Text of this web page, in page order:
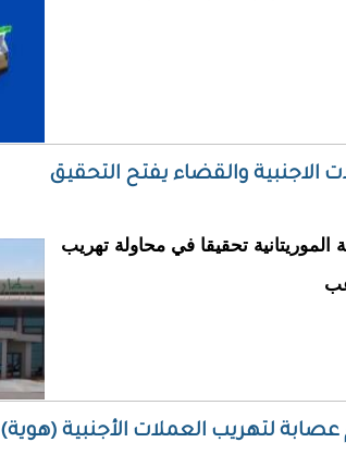
الاجنبية والقضاء يفتح التحقيق
تحقيقا في محاولة تهريب
لتهريب العملات الأجنبية (هوية)